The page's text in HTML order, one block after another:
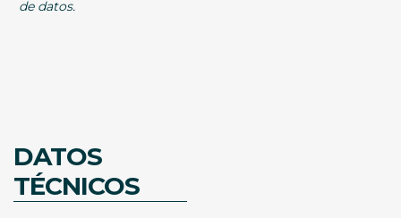
de datos.
DATOS
TÉCNICOS